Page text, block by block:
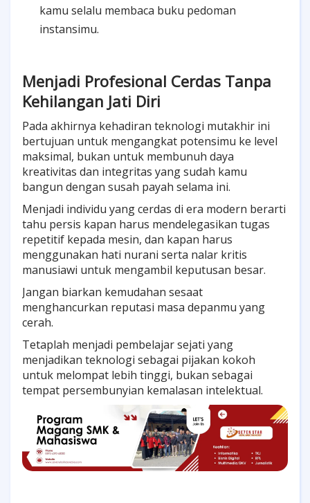
kamu selalu membaca buku pedoman
instansimu.
Menjadi Profesional Cerdas Tanpa
Kehilangan Jati Diri
Pada akhirnya kehadiran teknologi mutakhir ini
bertujuan untuk mengangkat potensimu ke level
maksimal, bukan untuk membunuh daya
kreativitas dan integritas yang sudah kamu
bangun dengan susah payah selama ini.
Menjadi individu yang cerdas di era modern berarti
tahu persis kapan harus mendelegasikan tugas
repetitif kepada mesin, dan kapan harus
menggunakan hati nurani serta nalar kritis
manusiawi untuk mengambil keputusan besar.
Jangan biarkan kemudahan sesaat
menghancurkan reputasi masa depanmu yang
cerah.
Tetaplah menjadi pembelajar sejati yang
menjadikan teknologi sebagai pijakan kokoh
untuk melompat lebih tinggi, bukan sebagai
tempat persembunyian kemalasan intelektual.